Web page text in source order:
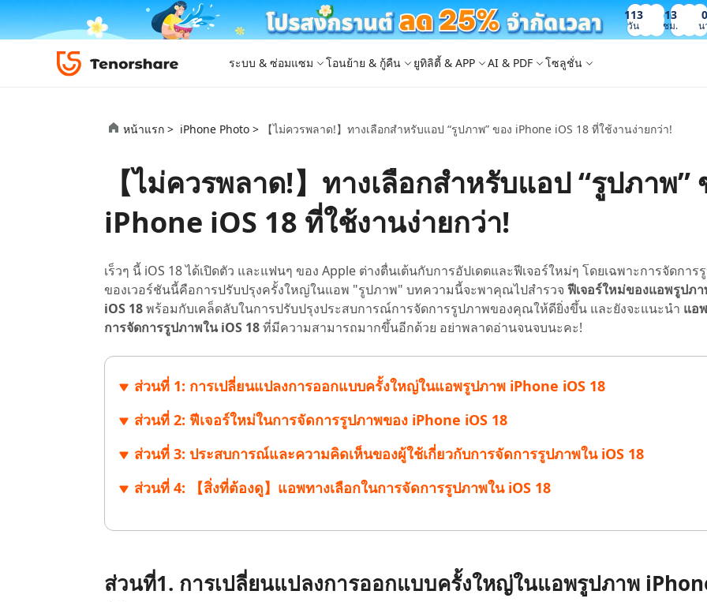
113
วัน
13
ชม. น
PDNob
iAnyGo
ระบบ & ซ่อมแซม
ReiBoot - ซ่อมแซมระบบ iOS 4DDiG Windows Boot Genius 4DDiG Photo Repair
ReiBoot - ซ่อมแซมระบบ Android
ซ่อมแซมระบบ Android ง่าย ๆ
4DDiG Partition Manager
เครื่องมือย้ายระบบที่ง่ายและปลอดภัย
4DDiG Video Repair
โอนย้าย & กู้คืน
เครื่องมือโอนย้าย
ย้าย LINE ระหว่าง Android & iPhone สำรองและจัดการข้อมูล iOS อย่างง่ายดาย ย้าย Whatsapp ระหว่าง Android &
เครื่องมือกู้คืนข้อมูล
UltData iOS Data Recovery
กู้คืนข้อมูล iPhone/iPad ที่สูญหาย กู้คืนข้อมูล Android โดยไม่ต้องรูท กู้คืนการแชท WhatsApp บน Android/
4DDiG - Windows Data Recovery
กู้คืนไฟล์ที่ถูกลบใน Windows
4DDiG - Mac Data Recovery
กู้คืนไฟล์ที่ถูกลบบน Mac
ดูสินค้าทั้งหมด
ยูทิลิตี้ & APP
Desktop
เปลี่ยนตำแหน่งโดยไม่ต้องเจลเบรก/รูท ปลดล็อค iPhone/iPad โดยไม่ต้องใช้รหัสผ่าน ปลดล็อค Android และ bypass FRP
4MeKey- iPhone Activation Unlock
ปลดล็อค iCloud activation lock
Tenorshare PixPretty
รีทัชภาพบุคคลมืออาชีพ
iAnyGo- iOS APP
เปลี่ยนตำแหน่ง iPhone โดยไม่ใช้พีซี
iAnyGo - Fake GPS APP Android
New
เปลี่ยนตำแหน่ง Android โดยไม่ต้องใช้พีซี
iCareFone Transfer APP
ย้ายแชท Whatsapp Android/iPhone
UltData for Android APP
กู้คืนข้อมูล Android โดยไม่ต้องใช้พีซี
Cleanup Pro APP
ล้างข้อมูล iPhone ด้วย AI ฟรี
AI & PDF
Desktop
แก้ไขและปรับปรุง PDF ด้วย AI บน Windows
PDNob - PDF Editor for Mac
แก้ไขและจัดการ PDF ด้วย AI บน macOS
จับภาพและแปลงภาพเป็นข้อความ
PDNob Image Translator
แปลภาพด้วย OCR
ลบไฟล์ซ้ำด้วย AI
Web
PDNob Online
ใหม่
ฟรี
เครื่องมือแต่งรูปด้วย AI ฟรี
Tenorshare AI Slides
Tenorshare AI Bypass
Tenorshare AI PDF
2.0.0
Tenorshare AI Writer
โซลูชั่น
หมวดหมู่โซลูชัน
iPhone MDM Bypass
โปรแกรมปลดล็อก Android
FRP Bypass
Android Data Recovery
ซ่อมแซมระบบ Android
กู้คืนรูปภาพของ iPhone
ศูนย์กลางร้านค้า
หน้าแรก > iPhone Photo > 【ไม่ควรพลาด!】ทางเลือกสำหรับแอป “รูปภาพ” ของ iPhone iOS 18 ที่ใช้งานง่ายกว่า!
【ไม่ควรพลาด!】ทางเลือกสำหรับแอป “รูปภาพ”
iPhone iOS 18 ที่ใช้งานง่ายกว่า!
เร็วๆ นี้ iOS 18 ได้เปิดตัว และแฟนๆ ของ Apple ต่างตื่นเต้นกับการอัปเดตและฟีเจอร์ใหม่ๆ โดยเฉพาะการจัดการ
ของเวอร์ชันนี้คือการปรับปรุงครั้งใหญ่ในแอพ "รูปภาพ" บทความนี้จะพาคุณไปสำรวจ ฟีเจอร์ใหม่ของแอพรูปภ
iOS 18พร้อมกับเคล็ดลับในการปรับปรุงประสบการณ์การจัดการรูปภาพของคุณให้ดียิ่งขึ้น และยังจะแนะนำ แอ
การจัดการรูปภาพใน iOS 18ที่มีความสามารถมากขึ้นอีกด้วย อย่าพลาดอ่านจนจบนะคะ!
ส่วนที่ 1: การเปลี่ยนแปลงการออกแบบครั้งใหญ่ในแอพรูปภาพ iPhone iOS 18
ส่วนที่ 2: ฟีเจอร์ใหม่ในการจัดการรูปภาพของ iPhone iOS 18
ส่วนที่ 3: ประสบการณ์และความคิดเห็นของผู้ใช้เกี่ยวกับการจัดการรูปภาพใน iOS 18
ส่วนที่ 4: 【สิ่งที่ต้องดู】แอพทางเลือกในการจัดการรูปภาพใน iOS 18
ส่วนที่1. การเปลี่ยนแปลงการออกแบบครั้งใหญ่ในแอพรูปภาพ